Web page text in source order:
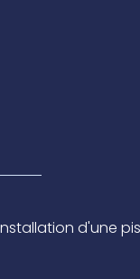
d'une